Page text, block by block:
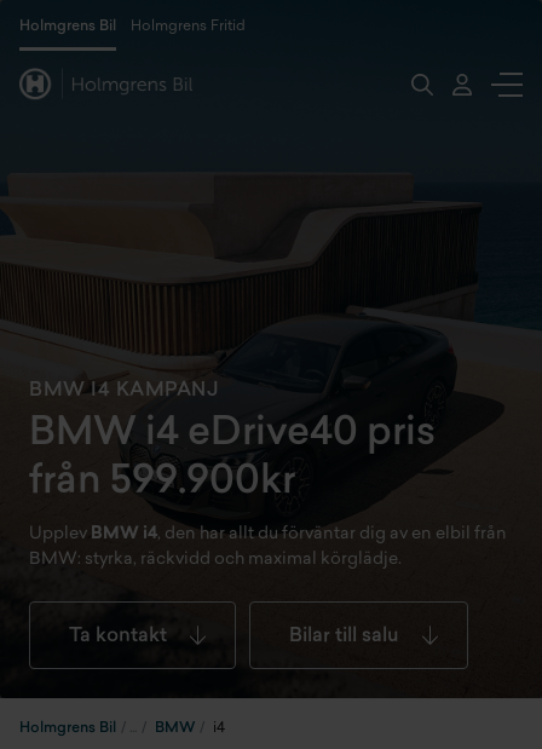
Holmgrens Bil Holmgrens Fritid
BMW I4 KAMPANJ
BMW i4 eDrive40 pris
från 599.900kr
Upplev BMW i4, den har allt du förväntar dig av en elbil från
BMW: styrka, räckvidd och maximal körglädje.
Ta kontakt Bilar till salu
Holmgrens Bil BMW i4